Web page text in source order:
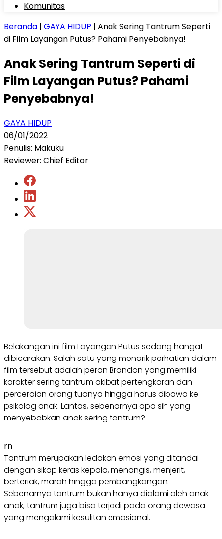
Komunitas
Beranda | GAYA HIDUP | Anak Sering Tantrum Seperti
di Film Layangan Putus? Pahami Penyebabnya!
Anak Sering Tantrum Seperti di
Film Layangan Putus? Pahami
Penyebabnya!
GAYA HIDUP
06/01/2022
Penulis: Makuku
Reviewer: Chief Editor
Belakangan ini film Layangan Putus sedang hangat
dibicarakan. Salah satu yang menarik perhatian dalam
film tersebut adalah peran Brandon yang memiliki
karakter sering tantrum akibat pertengkaran dan
perceraian orang tuanya hingga harus dibawa ke
psikolog anak. Lantas, sebenarnya apa sih yang
menyebabkan anak sering tantrum?
rn
Tantrum merupakan ledakan emosi yang ditandai
dengan sikap keras kepala, menangis, menjerit,
berteriak, marah hingga pembangkangan.
Sebenarnya tantrum bukan hanya dialami oleh anak-
anak, tantrum juga bisa terjadi pada orang dewasa
yang mengalami kesulitan emosional.